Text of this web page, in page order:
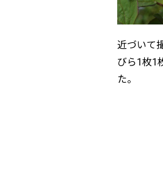
近づいて
びら1枚1
た。